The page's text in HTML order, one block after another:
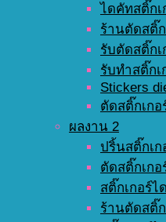
ไดคัทสติ๊กเ
ร้านตัดสติ๊
รับตัดสติ๊กเ
รับทำสติ๊กเ
Stickers
ตัดสติ๊กเกอ
ผลงาน 2
ปริ้นสติ๊กเ
ตัดสติ๊กเกอ
สติ๊กเกอร์
ร้านตัดสติ๊